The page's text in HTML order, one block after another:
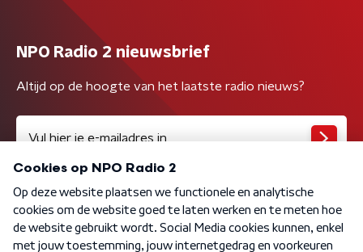
NPO Radio 2 nieuwsbrief
Altijd op de hoogte van het laatste radio nieuws?
Algemene voorwaarden